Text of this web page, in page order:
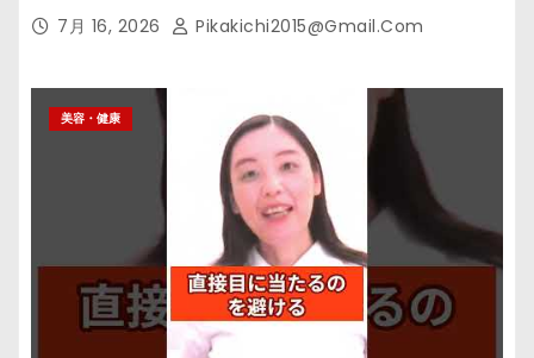
7月 16, 2026 Pikakichi2015@gmail.com
美容・健康